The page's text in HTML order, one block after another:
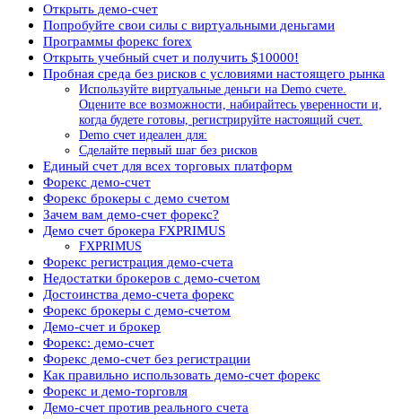
Открыть демо-счет
Попробуйте свои силы с виртуальными деньгами
Программы форекс forex
Открыть учебный счет и получить $10000!
Пробная среда без рисков с условиями настоящего рынка
Используйте виртуальные деньги на Demo счете.
Оцените все возможности, набирайтесь уверенности и,
когда будете готовы, регистрируйте настоящий счет.
Demo счет идеален для:
Сделайте первый шаг без рисков
Единый счет для всех торговых платформ
Форекс демо-счет
Форекс брокеры с демо счетом
Зачем вам демо-счет форекс?
Демо счет брокера FXPRIMUS
FXPRIMUS
Форекс регистрация демо-счета
Недостатки брокеров с демо-счетом
Достоинства демо-счета форекс
Форекс брокеры с демо-счетом
Демо-счет и брокер
Форекс: демо-счет
Форекс демо-счет без регистрации
Как правильно использовать демо-счет форекс
Форекс и демо-торговля
Демо-счет против реального счета